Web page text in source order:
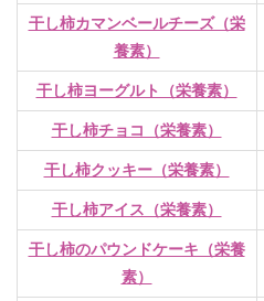
干し柿カマンベールチーズ（栄
養素）
干し柿ヨーグルト（栄養素）
干し柿チョコ（栄養素）
干し柿クッキー（栄養素）
干し柿アイス（栄養素）
干し柿のパウンドケーキ（栄養
素）